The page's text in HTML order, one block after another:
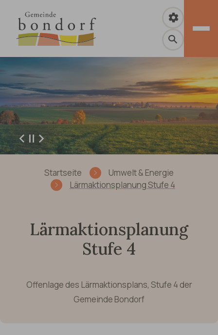
ZurückWeiter
Startseite
Umwelt & Energie
Lärmaktionsplanung Stufe 4
Lärmaktionsplanung
Stufe 4
Offenlage des Lärmaktionsplans, Stufe 4 der
Gemeinde Bondorf